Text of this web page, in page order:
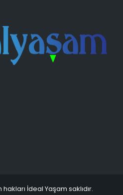
İdeal Yaşam saklıdır.